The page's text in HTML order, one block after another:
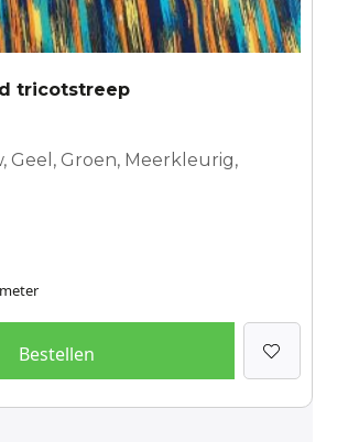
tricotstreep
Geel, Groen, Meerkleurig,
Bestellen